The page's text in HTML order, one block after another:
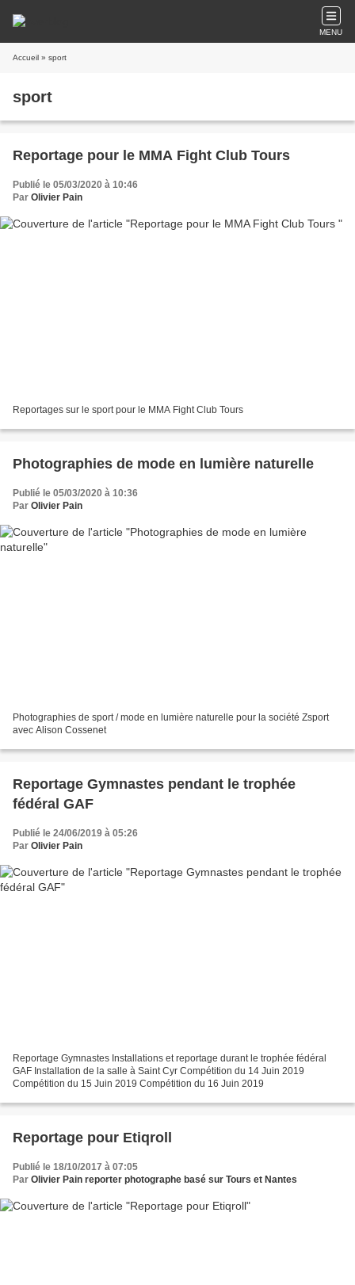
MENU
Accueil » sport
sport
Reportage pour le MMA Fight Club Tours
Publié le 05/03/2020 à 10:46
Par Olivier Pain
Reportages sur le sport pour le MMA Fight Club Tours
Photographies de mode en lumière naturelle
Publié le 05/03/2020 à 10:36
Par Olivier Pain
Photographies de sport / mode en lumière naturelle pour la société Zsport
avec Alison Cossenet
Reportage Gymnastes pendant le trophée
fédéral GAF
Publié le 24/06/2019 à 05:26
Par Olivier Pain
Reportage Gymnastes Installations et reportage durant le trophée fédéral
GAF Installation de la salle à Saint Cyr Compétition du 14 Juin 2019
Compétition du 15 Juin 2019 Compétition du 16 Juin 2019
Reportage pour Etiqroll
Publié le 18/10/2017 à 07:05
Par Olivier Pain reporter photographe basé sur Tours et Nantes